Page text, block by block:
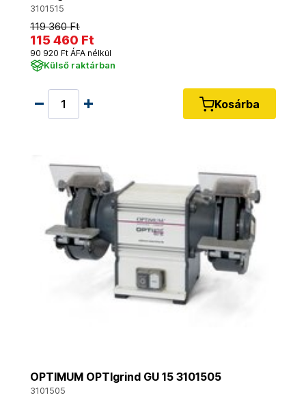
3101515
119 360 Ft
115 460 Ft
90 920 Ft ÁFA nélkül
Külső raktárban
Kosárba
OPTIMUM OPTIgrind GU 15 3101505
3101505